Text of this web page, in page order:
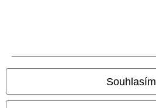
Souhlasím
Naše online obchody